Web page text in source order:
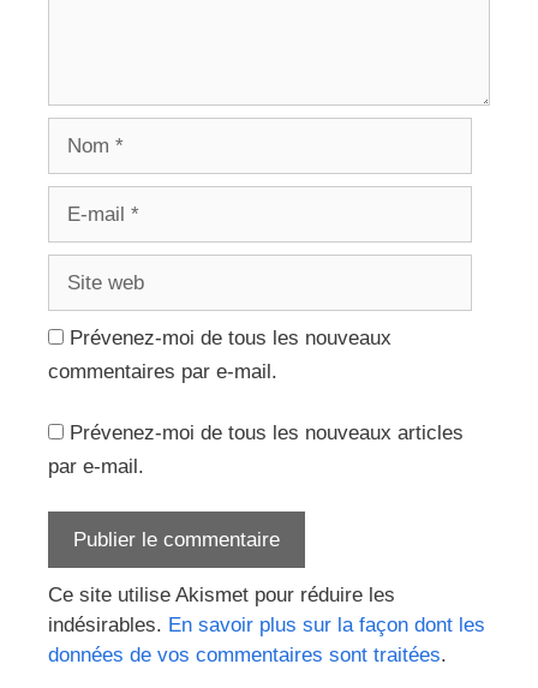
Prévenez-moi de tous les nouveaux
commentaires par e-mail.
Prévenez-moi de tous les nouveaux articles
par e-mail.
Ce site utilise Akismet pour réduire les
indésirables. En savoir plus sur la façon dont les
données de vos commentaires sont traitées.